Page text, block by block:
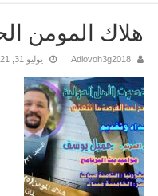
هلاك المومن
Adiovoh3g2018 يوليو 31, 2021